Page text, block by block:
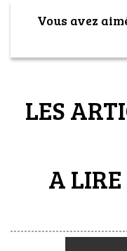
Vous avez
LES
A